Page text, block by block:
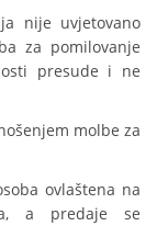
nije uvjetovano
za pomilovanje
presude i ne
molbe za
ovlaštena na
a predaje se